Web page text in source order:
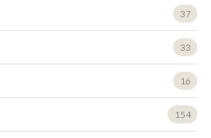
37
33
16
154